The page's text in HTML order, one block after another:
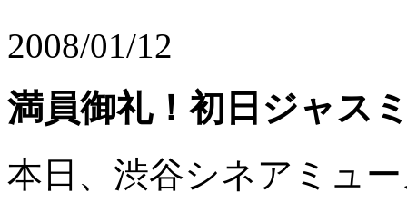
2008/01/12
満員御礼！初日ジャス
本日、渋谷シネアミュ